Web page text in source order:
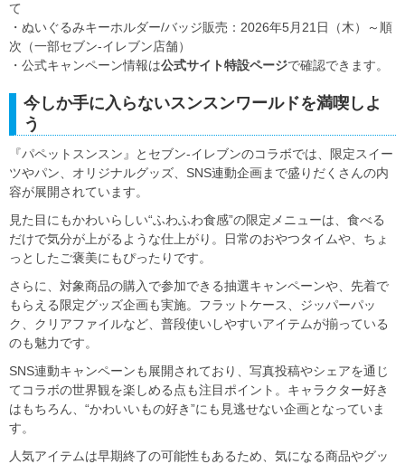
て
・ぬいぐるみキーホルダー/バッジ販売：2026年5月21日（木）～順
次（一部セブン-イレブン店舗）
・公式キャンペーン情報は公式サイト特設ページで確認できます。
今しか手に入らないスンスンワールドを満喫しよ
う
『パペットスンスン』とセブン-イレブンのコラボでは、限定スイー
ツやパン、オリジナルグッズ、SNS連動企画まで盛りだくさんの内
容が展開されています。
見た目にもかわいらしい“ふわふわ食感”の限定メニューは、食べる
だけで気分が上がるような仕上がり。日常のおやつタイムや、ちょ
っとしたご褒美にもぴったりです。
さらに、対象商品の購入で参加できる抽選キャンペーンや、先着で
もらえる限定グッズ企画も実施。フラットケース、ジッパーパッ
ク、クリアファイルなど、普段使いしやすいアイテムが揃っている
のも魅力です。
SNS連動キャンペーンも展開されており、写真投稿やシェアを通じ
てコラボの世界観を楽しめる点も注目ポイント。キャラクター好き
はもちろん、“かわいいもの好き”にも見逃せない企画となっていま
す。
人気アイテムは早期終了の可能性もあるため、気になる商品やグッ